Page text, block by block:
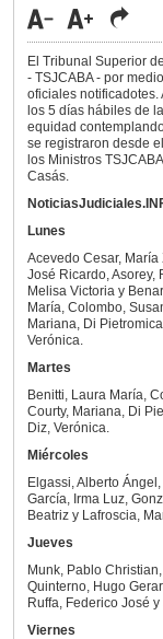
El Tribunal Superior
- TSJCABA - por
oficiales
los 5 días hábiles de
equidad
se registraron desde
los Ministros
Casás.
Lunes
Acevedo Cesar,
José Ricardo, Asorey,
Melisa Victoria y
María, Colombo,
Mariana, Di
Verónica.
Martes
Benitti, Laura María,
Courty, Mariana, Di
Diz, Verónica.
Miércoles
Elgassi, Alberto
García, Irma Luz,
Beatriz y Lafroscia,
Jueves
Munk, Pablo
Quinterno, Hugo
Ruffa, Federico José
Viernes